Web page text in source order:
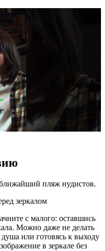
ближайший пляж нудистов.
с малого: оставшись
Можно даже не делать
или готовясь к выходу
в зеркале без